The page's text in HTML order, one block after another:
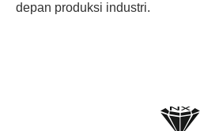
depan produksi industri.